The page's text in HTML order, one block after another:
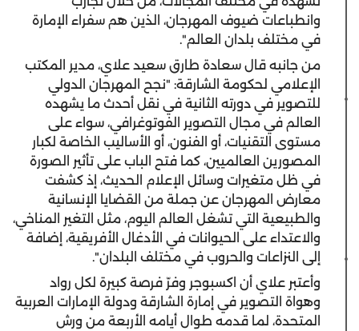
وانطباعات ضيوف المهرجان، الذين هم سفراء الإمارة
في مختلف بلدان العالم".
من جانبه قال سعادة طارق سعيد علاي، مدير المكتب
الإعلامي لحكومة الشارقة: "نجح المهرجان الدولي
للتصوير في دورته الثانية في نقل أحدث ما يشهده
العالم في مجال التصوير الفوتوغرافي، سواء على
مستوى التقنيات، أو الفنون، أو الأساليب الخاصة لكبار
المصورين العالميين، كما فتح الباب على تأثير الصورة
في ظل متغيرات وسائل الإعلام الحديث، إذ كشفت
معارض المهرجان عن جملة من القضايا الإنسانية
والطبيعية التي تشغل العالم اليوم، مثل التغير المناخي،
والاعتداء على الحيوانات في الأدغال الأفريقية، إضافة
إلى النزاعات والحروب في مختلف البلدان".
وأعتبر علاي أن اكسبوجر وفرّ فرصة كبيرة لكل رواد
وهواة التصوير في إمارة الشارقة ودولة الإمارات العربية
المتحدة، لما قدمه طوال أيامه الأربعة من ورش